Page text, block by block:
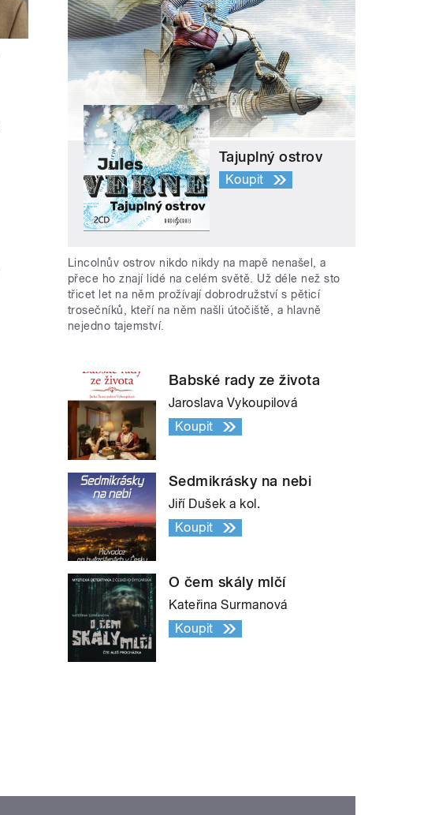
Tajuplný ostrov
Koupit
Lincolnův ostrov nikdo nikdy na mapě nenašel, a
přece ho znají lidé na celém světě. Už déle než sto
třicet let na něm prožívají dobrodružství s pěticí
trosečníků, kteří na něm našli útočiště, a hlavně
nejedno tajemství.
Babské rady ze života
Jaroslava Vykoupilová
Koupit
Sedmikrásky na nebi
Jiří Dušek a kol.
Koupit
O čem skály mlčí
Kateřina Surmanová
Koupit